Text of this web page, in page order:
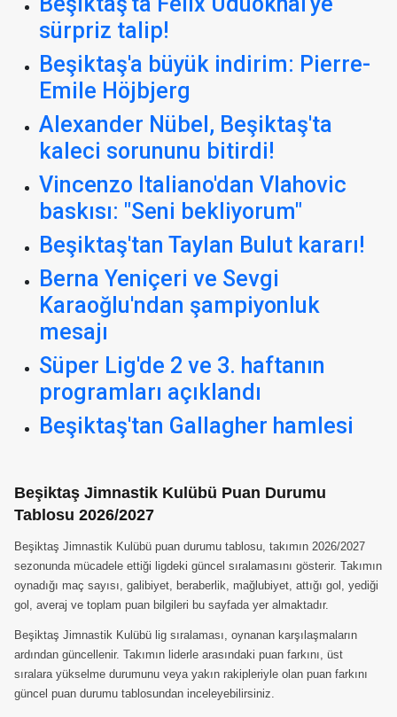
sürpriz talip!
Beşiktaş'a büyük indirim: Pierre-
Emile Höjbjerg
Alexander Nübel, Beşiktaş'ta
kaleci sorununu bitirdi!
Vincenzo Italiano'dan Vlahovic
baskısı: "Seni bekliyorum"
Beşiktaş'tan Taylan Bulut kararı!
Berna Yeniçeri ve Sevgi
Karaoğlu'ndan şampiyonluk
mesajı
Süper Lig'de 2 ve 3. haftanın
programları açıklandı
Beşiktaş'tan Gallagher hamlesi
Beşiktaş Jimnastik Kulübü Puan Durumu
Tablosu 2026/2027
Beşiktaş Jimnastik Kulübü puan durumu tablosu, takımın 2026/2027
sezonunda mücadele ettiği ligdeki güncel sıralamasını gösterir. Takımın
oynadığı maç sayısı, galibiyet, beraberlik, mağlubiyet, attığı gol, yediği
gol, averaj ve toplam puan bilgileri bu sayfada yer almaktadır.
Beşiktaş Jimnastik Kulübü lig sıralaması, oynanan karşılaşmaların
ardından güncellenir. Takımın liderle arasındaki puan farkını, üst
sıralara yükselme durumunu veya yakın rakipleriyle olan puan farkını
güncel puan durumu tablosundan inceleyebilirsiniz.